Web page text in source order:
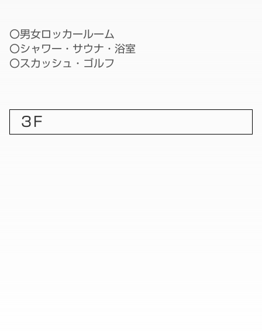
〇男女ロッカールーム
〇シャワー・サウナ・浴室
〇スカッシュ・ゴルフ
３F